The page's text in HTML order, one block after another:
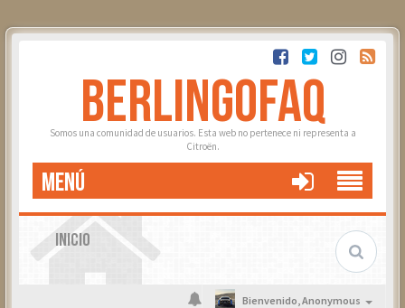
BERLINGOFAQ
Somos una comunidad de usuarios. Esta web no pertenece ni representa a
Citroën.
MENÚ
INICIO
Bienvenido,Anonymous